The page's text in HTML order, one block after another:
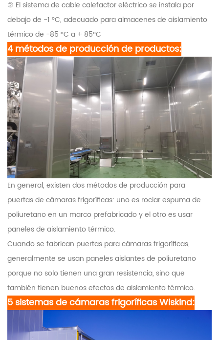
② El sistema de cable calefactor eléctrico se instala por
debajo de -1 °C, adecuado para almacenes de aislamiento
térmico de -85 °C a + 85°C
4 métodos de producción de productos:
En general, existen dos métodos de producción para
puertas de cámaras frigoríficas: uno es rociar espuma de
poliuretano en un marco prefabricado y el otro es usar
paneles de aislamiento térmico.
Cuando se fabrican puertas para cámaras frigoríficas,
generalmente se usan paneles aislantes de poliuretano
porque no solo tienen una gran resistencia, sino que
también tienen buenos efectos de aislamiento térmico.
5 sistemas de cámaras frigoríficas Wiskind: